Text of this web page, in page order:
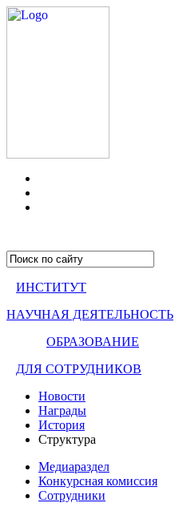
ИНСТИТУТ
НАУЧНАЯ ДЕЯТЕЛЬНОСТЬ
ОБРАЗОВАНИЕ
ДЛЯ СОТРУДНИКОВ
Новости
Награды
История
Структура
Медиараздел
Конкурсная комиссия
Сотрудники